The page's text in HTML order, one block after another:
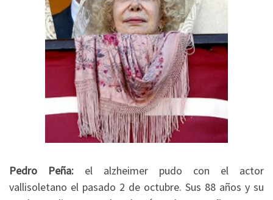
Pedro Peña: el alzheimer pudo con el actor
vallisoletano el pasado 2 de octubre. Sus 88 años y su